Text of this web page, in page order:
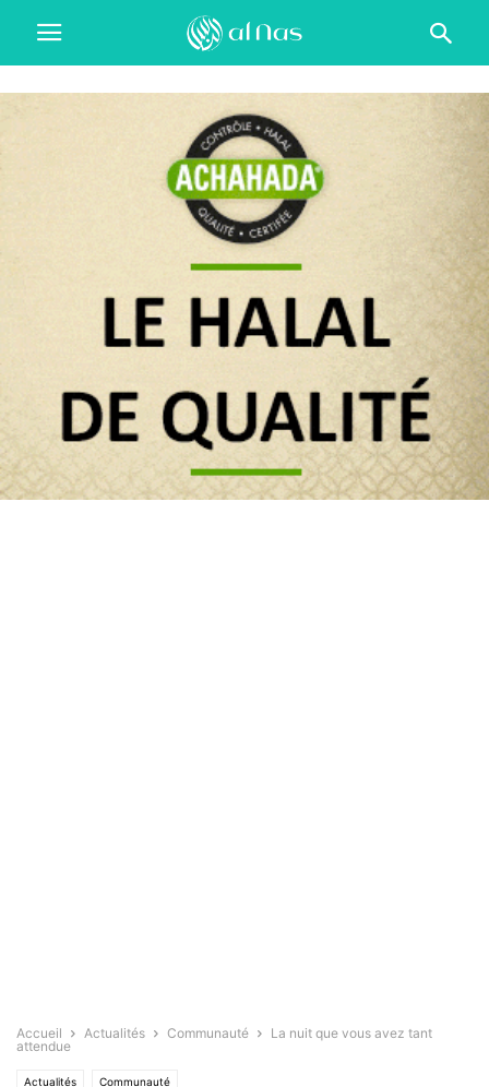
Accueil Actualités Communauté
La nuit que vous avez tant
attendue
Actualités Communauté